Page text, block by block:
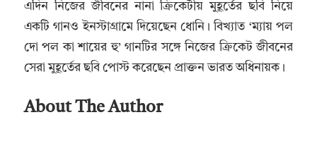
এদিন নিজের জীবনের নানা ক্রিকেটীয় মুহূর্তের ছবি নিয়ে
একটি গানও ইনস্টাগ্রামে দিয়েছেন ধোনি। বিখ্যাত ‘ম্যায় পল
দো পল কা শায়ের হু’ গানটির সঙ্গে নিজের ক্রিকেট জীবনের
সেরা মুহূর্তের ছবি পোস্ট করেছেন প্রাক্তন ভারত অধিনায়ক।
About The Author